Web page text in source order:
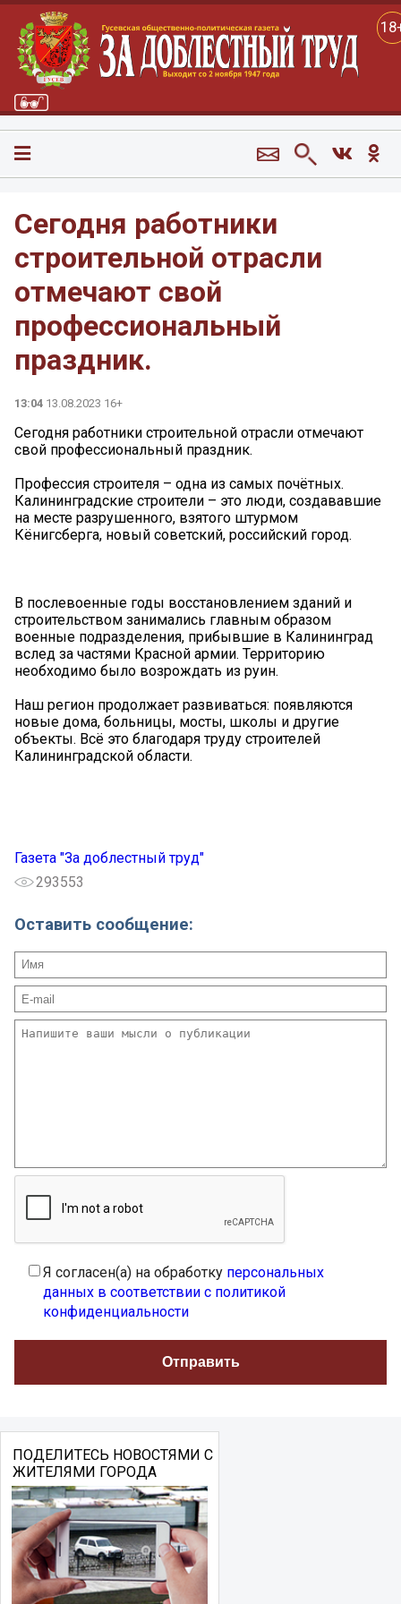
Сегодня работники
строительной отрасли
отмечают свой
профессиональный
праздник.
13:04 13.08.2023 16+
Сегодня работники строительной отрасли отмечают
свой профессиональный праздник.
Профессия строителя – одна из самых почётных.
Калининградские строители – это люди, создававшие
на месте разрушенного, взятого штурмом
Кёнигсберга, новый советский, российский город.
В послевоенные годы восстановлением зданий и
строительством занимались главным образом
военные подразделения, прибывшие в Калининград
вслед за частями Красной армии. Территорию
необходимо было возрождать из руин.
Наш регион продолжает развиваться: появляются
новые дома, больницы, мосты, школы и другие
объекты. Всё это благодаря труду строителей
Калининградской области.
Газета "За доблестный труд"
293553
Оставить сообщение:
Я согласен(а) на обработку персональных
данных в соответствии с политикой
конфиденциальности
ПОДЕЛИТЕСЬ НОВОСТЯМИ С
ЖИТЕЛЯМИ ГОРОДА